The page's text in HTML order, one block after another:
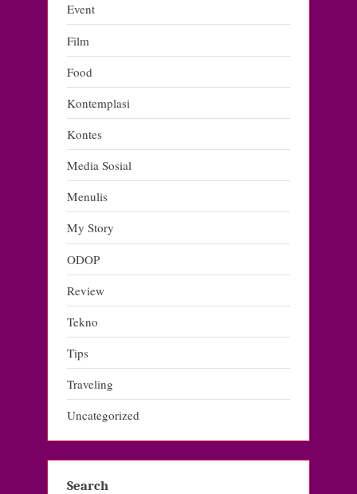
Event
Film
Food
Kontemplasi
Kontes
Media Sosial
Menulis
My Story
ODOP
Review
Tekno
Tips
Traveling
Uncategorized
Search